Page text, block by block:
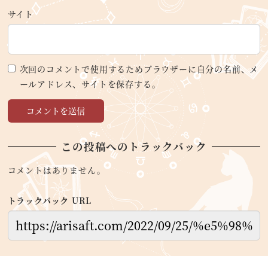
サイト
次回のコメントで使用するためブラウザーに自分の名前、メ
ールアドレス、サイトを保存する。
この投稿へのトラックバック
コメントはありません。
トラックバック URL